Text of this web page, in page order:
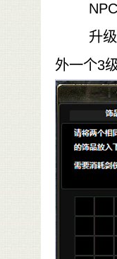
NPC
升级所
外一个3